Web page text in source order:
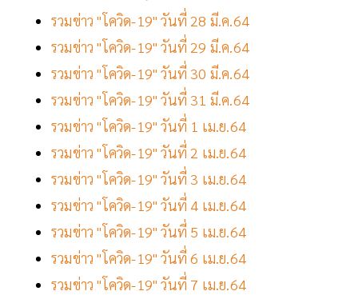
รวมข่าว "โควิด-19" วันที่ 28 มี.ค.64
รวมข่าว "โควิด-19" วันที่ 29 มี.ค.64
รวมข่าว "โควิด-19" วันที่ 30 มี.ค.64
รวมข่าว "โควิด-19" วันที่ 31 มี.ค.64
รวมข่าว "โควิด-19" วันที่ 1 เม.ย.64
รวมข่าว "โควิด-19" วันที่ 2 เม.ย.64
รวมข่าว "โควิด-19" วันที่ 3 เม.ย.64
รวมข่าว "โควิด-19" วันที่ 4 เม.ย.64
รวมข่าว "โควิด-19" วันที่ 5 เม.ย.64
รวมข่าว "โควิด-19" วันที่ 6 เม.ย.64
รวมข่าว "โควิด-19" วันที่ 7 เม.ย.64